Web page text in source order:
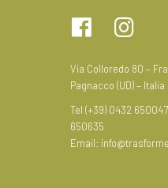
Via Colloredo 80 –
Pagnacco (UD) – Italia
Tel (+39) 0432
650635
Email: